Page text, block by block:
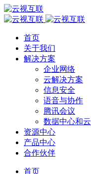
首页
关于我们
解决方案
企业网络
云解决方案
信息安全
语音与协作
腾讯会议
数据中心和云
资源中心
产品中心
合作伙伴
首页